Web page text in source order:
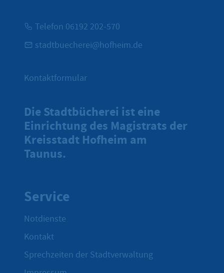
Telefon 06192 202-570
stadtbuecherei@hofheim.de
Kontaktformular
Die Stadtbücherei ist eine
Einrichtung des Magistrats der
Kreisstadt Hofheim am
Taunus.
Service
Notdienste
Kontakt
Sprechzeiten der Stadtverwaltung